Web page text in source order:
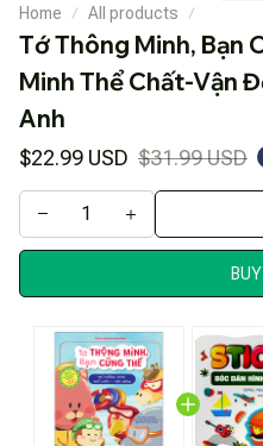
Home All products
Tớ Thông Minh, Bạn
Minh Thể Chất-Vận
Anh
$22.99 USD $31.99 USD